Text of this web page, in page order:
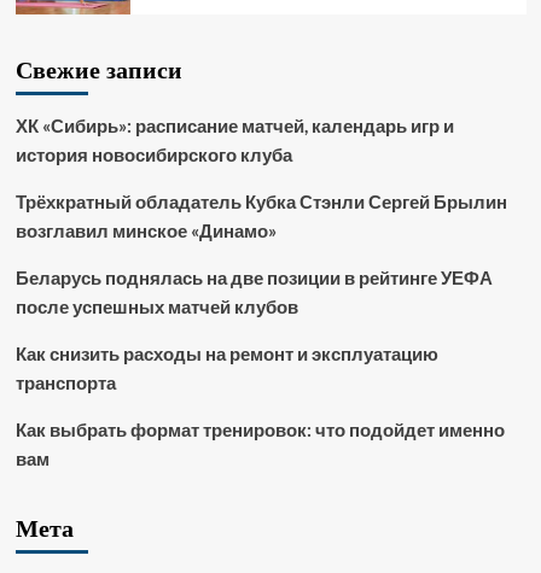
Свежие записи
ХК «Сибирь»: расписание матчей, календарь игр и
история новосибирского клуба
Трёхкратный обладатель Кубка Стэнли Сергей Брылин
возглавил минское «Динамо»
Беларусь поднялась на две позиции в рейтинге УЕФА
после успешных матчей клубов
Как снизить расходы на ремонт и эксплуатацию
транспорта
Как выбрать формат тренировок: что подойдет именно
вам
Мета